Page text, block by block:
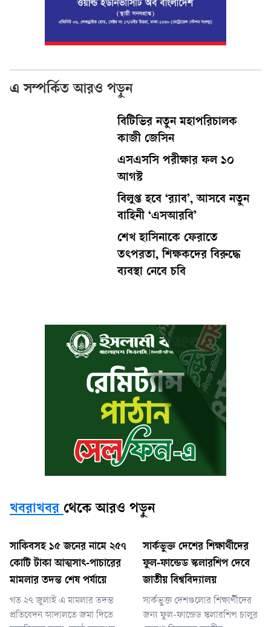
এ সম্পর্কিত আরও পড়ুন
বিটিভির নতুন মহাপরিচালক
কাজী জেসিন
এসএসসি পরীক্ষার ফল ১০
আগস্ট
বিলুপ্ত হবে ‘র‍্যাব’, আসবে নতুন
বাহিনী ‘এসআরবি’
শেখ হাসিনাকে ফেরাতে
তৎপরতা, শিক্ষকদের বিরুদ্ধে
ব্যবস্থা নেবে চবি
খবরাখবর থেকে আরও পড়ুন
সাকিবসহ ১৫ জনের নামে ২৫৭
কোটি টাকা আত্মসাৎ-পাচারের
মামলার তদন্ত শেষ পর্যায়ে
গত ২৭ জুলাই এ মামলার তদন্ত
প্রতিবেদন আদালতে জমা দিতে
সার্কভুক্ত দেশের শিক্ষার্থীদের
ফুল-ফান্ডেড স্কলারশিপ দেবে
জাতীয় বিশ্ববিদ্যালয়
সার্কভুক্ত দেশগুলোর শিক্ষার্থীদের
জন্য ফুল-ফান্ডেড স্কলারশিপ চালুর